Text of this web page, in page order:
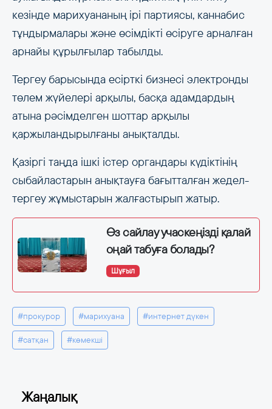
кезінде марихуананың ірі партиясы, каннабис
тұндырмалары және өсімдікті өсіруге арналған
арнайы құрылғылар табылды.
Тергеу барысында есірткі бизнесі электронды
төлем жүйелері арқылы, басқа адамдардың
атына рәсімделген шоттар арқылы
қаржыландырылғаны анықталды.
Қазіргі таңда ішкі істер органдары күдіктінің
сыбайластарын анықтауға бағытталған жедел-
тергеу жұмыстарын жалғастырып жатыр.
Өз сайлау учаскеңізді қалай
оңай табуға болады?
Шұғыл
#прокурор #марихуана #интернет дүкен
#сатқан #көмекші
Жаңалық